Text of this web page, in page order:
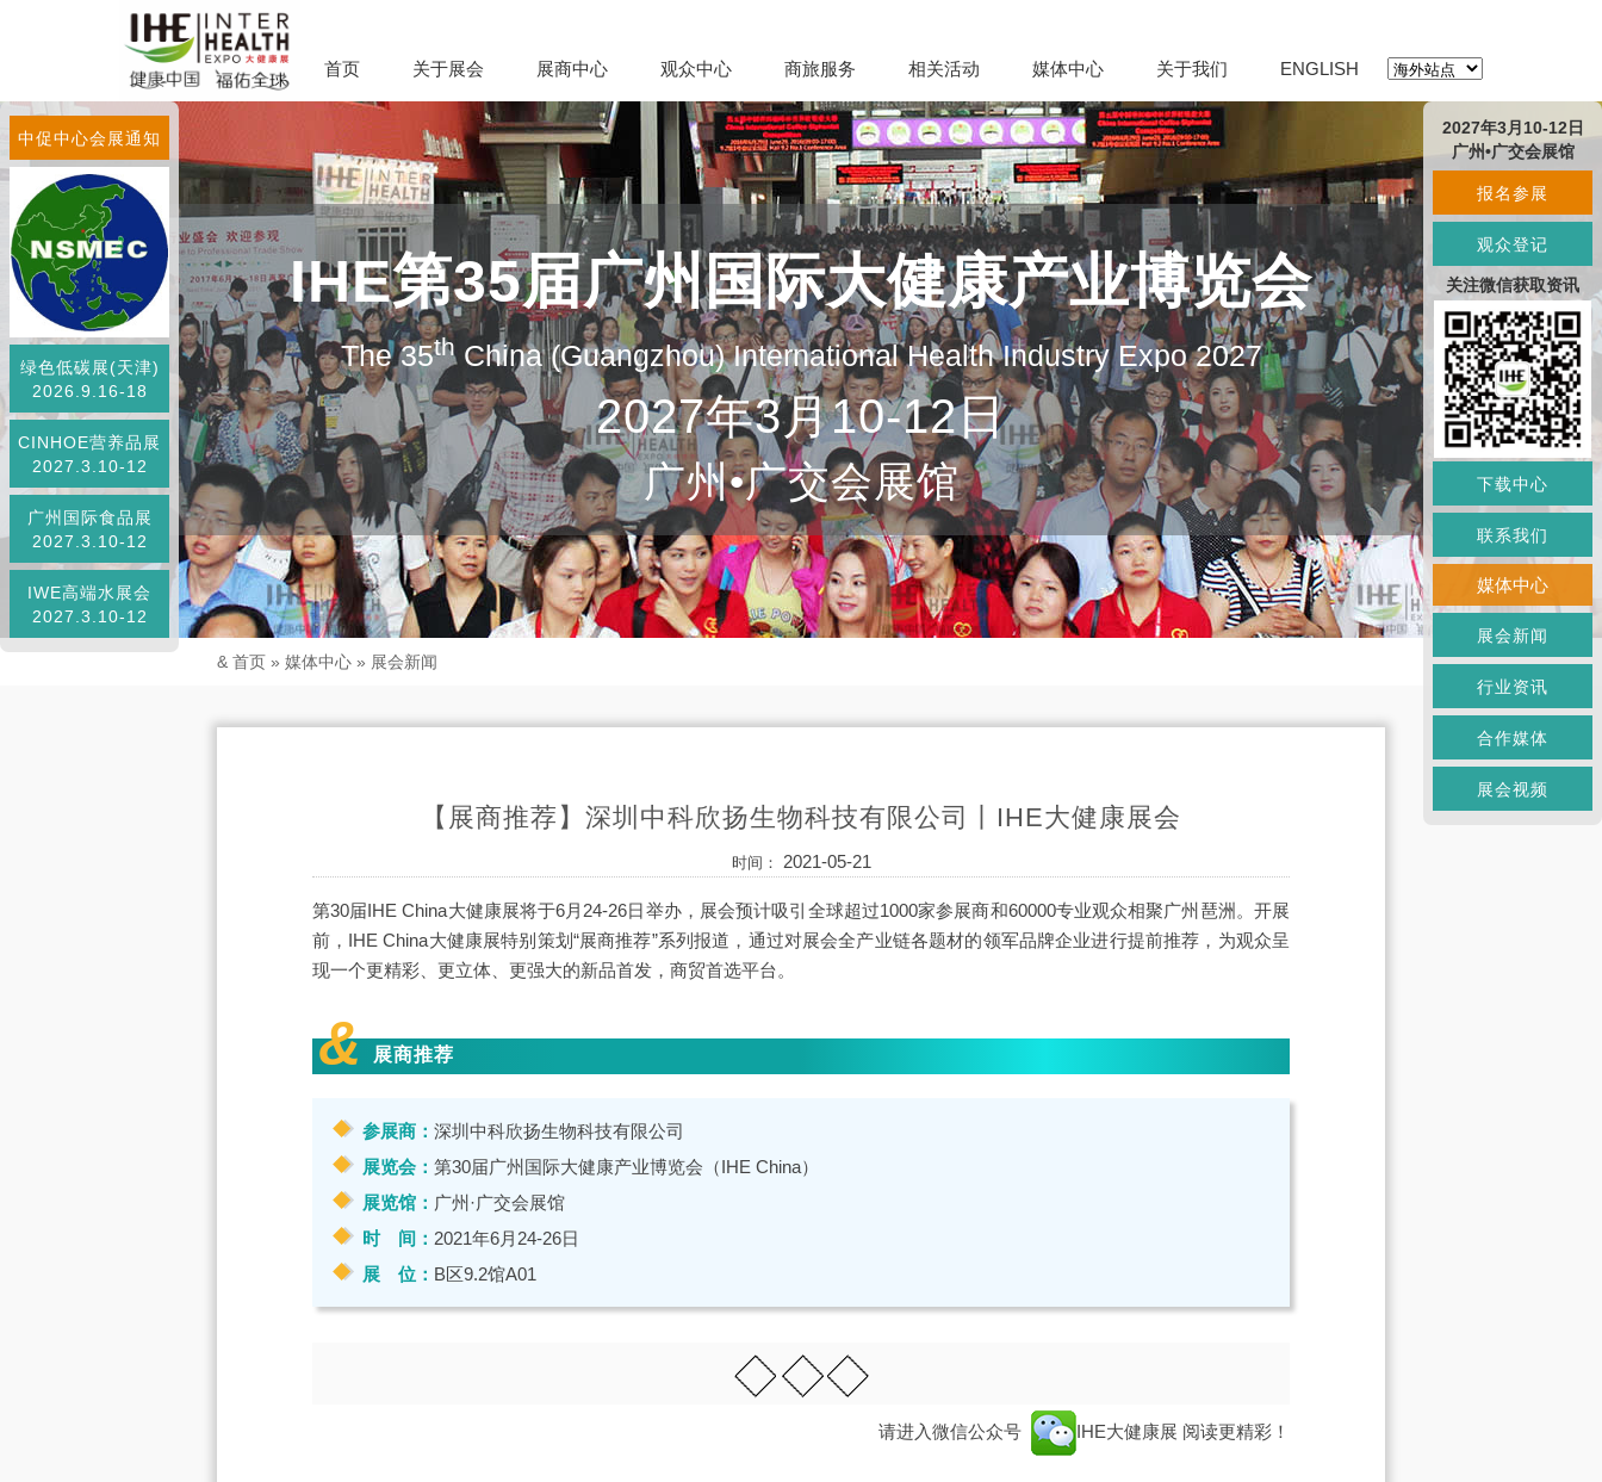
首页 关于展会 展商中心 观众中心 商旅服务 相关活动 媒体中心 关于我们 ENGLISH
IHE第35届广州国际大健康产业博览会
The 35thChina (Guangzhou) International Health Industry Expo 2027
2027年3月10-12日
广州•广交会展馆
中促中心会展通知
绿色低碳展(天津)
2026.9.16-18
CINHOE营养品展
2027.3.10-12
广州国际食品展
2027.3.10-12
IWE高端水展会
2027.3.10-12
& 首页 » 媒体中心 » 展会新闻
【展商推荐】深圳中科欣扬生物科技有限公司丨IHE大健康展会
时间： 2021-05-21
第30届IHE China大健康展将于6月24-26日举办，展会预计吸引全球超过1000家参展商和60000专业观众相聚广州琶洲。开展
前，IHE China大健康展特别策划“展商推荐”系列报道，通过对展会全产业链各题材的领军品牌企业进行提前推荐，为观众呈
现一个更精彩、更立体、更强大的新品首发，商贸首选平台。
& 展商推荐
参展商： 深圳中科欣扬生物科技有限公司
展览会： 第30届广州国际大健康产业博览会（IHE China）
展览馆： 广州·广交会展馆
时 间： 2021年6月24-26日
展 位： B区9.2馆A01
请进入微信公众号 IHE大健康展 阅读更精彩！
2027年3月10-12日
广州•广交会展馆
报名参展
观众登记
关注微信获取资讯
下载中心
联系我们
媒体中心
展会新闻
行业资讯
合作媒体
展会视频